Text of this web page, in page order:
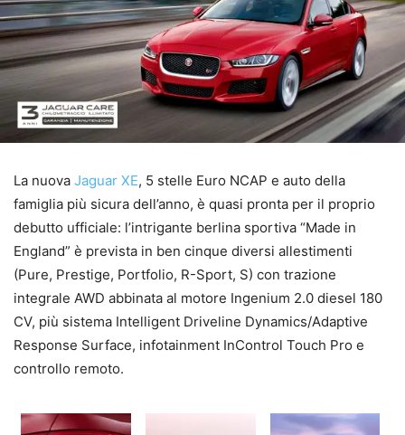
La nuova Jaguar XE, 5 stelle Euro NCAP e auto della
famiglia più sicura dell’anno, è quasi pronta per il proprio
debutto ufficiale: l’intrigante berlina sportiva “Made in
England” è prevista in ben cinque diversi allestimenti
(Pure, Prestige, Portfolio, R-Sport, S) con trazione
integrale AWD abbinata al motore Ingenium 2.0 diesel 180
CV, più sistema Intelligent Driveline Dynamics/Adaptive
Response Surface, infotainment InControl Touch Pro e
controllo remoto.